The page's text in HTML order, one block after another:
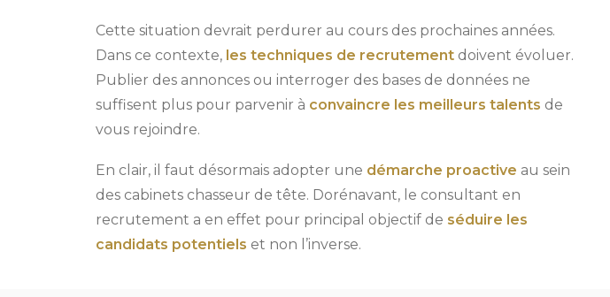
Cette situation devrait perdurer au cours des prochaines années.
Dans ce contexte, les techniques de recrutement doivent évoluer.
Publier des annonces ou interroger des bases de données ne
suffisent plus pour parvenir à convaincre les meilleurs talents de
vous rejoindre.
En clair, il faut désormais adopter une démarche proactive au sein
des cabinets chasseur de tête. Dorénavant, le consultant en
recrutement a en effet pour principal objectif de séduire les
candidats potentiels et non l’inverse.